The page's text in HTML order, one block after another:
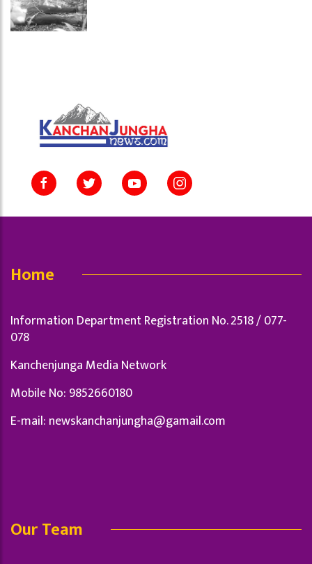
Home
Information Department Registration No. 2518 / 077-
078
Kanchenjunga Media Network
Mobile No: 9852660180
E-mail: newskanchanjungha@gamail.com
Our Team